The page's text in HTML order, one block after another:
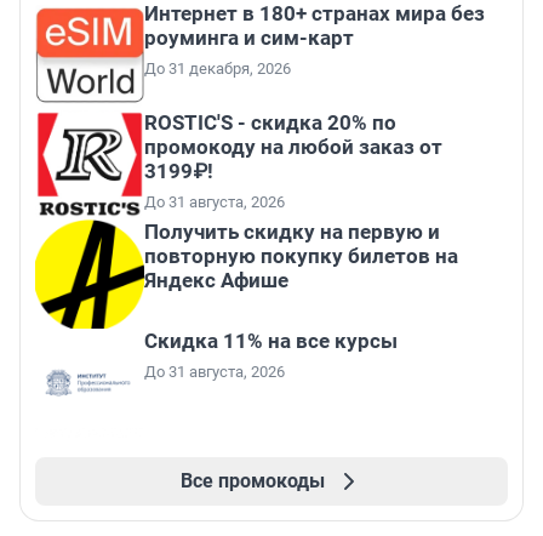
Интернет в 180+ странах мира без
роуминга и сим-карт
До 31 декабря, 2026
ROSTIC'S - скидка 20% по
промокоду на любой заказ от
3199₽!
До 31 августа, 2026
Получить скидку на первую и
повторную покупку билетов на
Яндекс Афише
Скидка 11% на все курсы
До 31 августа, 2026
Все промокоды